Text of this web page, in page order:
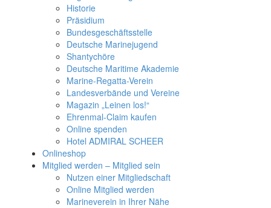
Historie
Präsidium
Bundesgeschäftsstelle
Deutsche Marinejugend
Shantychöre
Deutsche Maritime Akademie
Marine-Regatta-Verein
Landesverbände und Vereine
Magazin „Leinen los!“
Ehrenmal-Claim kaufen
Online spenden
Hotel ADMIRAL SCHEER
Onlineshop
Mitglied werden – Mitglied sein
Nutzen einer Mitgliedschaft
Online Mitglied werden
Marineverein in Ihrer Nähe